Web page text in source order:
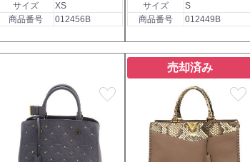
サイズ
XS
商品番号
012456B
サイズ
S
商品番号
012449B
favorite
売却済み
favorite